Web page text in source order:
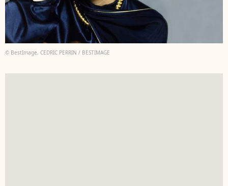
© BestImage, CEDRIC PERRIN / BESTIMAGE